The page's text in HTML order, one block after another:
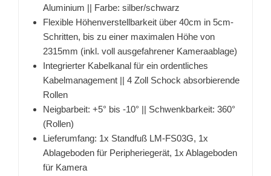
Aluminium || Farbe: silber/schwarz
Flexible Höhenverstellbarkeit über 40cm in 5cm-
Schritten, bis zu einer maximalen Höhe von
2315mm (inkl. voll ausgefahrener Kameraablage)
Integrierter Kabelkanal für ein ordentliches
Kabelmanagement || 4 Zoll Schock absorbierende
Rollen
Neigbarbeit: +5° bis -10° || Schwenkbarkeit: 360°
(Rollen)
Lieferumfang: 1x Standfuß LM-FS03G, 1x
Ablageboden für Peripheriegerät, 1x Ablageboden
für Kamera